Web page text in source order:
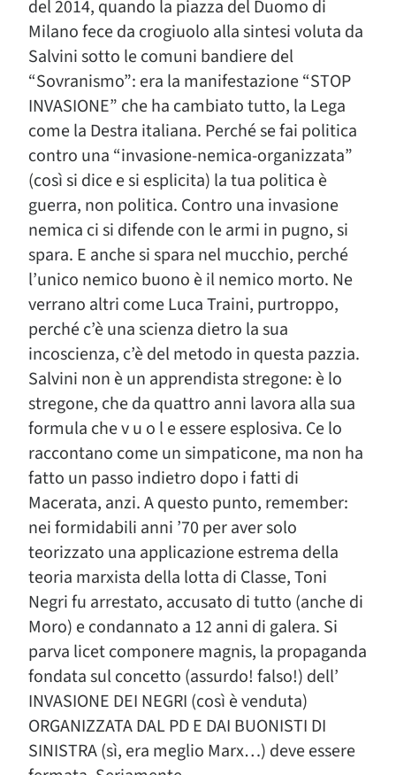
del 2014, quando la piazza del Duomo di
Milano fece da crogiuolo alla sintesi voluta da
Salvini sotto le comuni bandiere del
“Sovranismo”: era la manifestazione “STOP
INVASIONE” che ha cambiato tutto, la Lega
come la Destra italiana. Perché se fai politica
contro una “invasione-nemica-organizzata”
(così si dice e si esplicita) la tua politica è
guerra, non politica. Contro una invasione
nemica ci si difende con le armi in pugno, si
spara. E anche si spara nel mucchio, perché
l’unico nemico buono è il nemico morto. Ne
verrano altri come Luca Traini, purtroppo,
perché c’è una scienza dietro la sua
incoscienza, c’è del metodo in questa pazzia.
Salvini non è un apprendista stregone: è lo
stregone, che da quattro anni lavora alla sua
formula che v u o l e essere esplosiva. Ce lo
raccontano come un simpaticone, ma non ha
fatto un passo indietro dopo i fatti di
Macerata, anzi. A questo punto, remember:
nei formidabili anni ’70 per aver solo
teorizzato una applicazione estrema della
teoria marxista della lotta di Classe, Toni
Negri fu arrestato, accusato di tutto (anche di
Moro) e condannato a 12 anni di galera. Si
parva licet componere magnis, la propaganda
fondata sul concetto (assurdo! falso!) dell’
INVASIONE DEI NEGRI (così è venduta)
ORGANIZZATA DAL PD E DAI BUONISTI DI
SINISTRA (sì, era meglio Marx…) deve essere